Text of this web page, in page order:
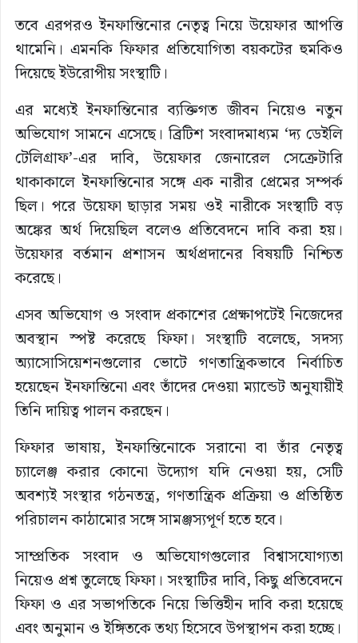
তবে এরপরও ইনফান্তিনোর নেতৃত্ব নিয়ে উয়েফার আপত্তি
থামেনি। এমনকি ফিফার প্রতিযোগিতা বয়কটের হুমকিও
দিয়েছে ইউরোপীয় সংস্থাটি।
এর মধ্যেই ইনফান্তিনোর ব্যক্তিগত জীবন নিয়েও নতুন
অভিযোগ সামনে এসেছে। ব্রিটিশ সংবাদমাধ্যম ‘দ্য ডেইলি
টেলিগ্রাফ’-এর দাবি, উয়েফার জেনারেল সেক্রেটারি
থাকাকালে ইনফান্তিনোর সঙ্গে এক নারীর প্রেমের সম্পর্ক
ছিল। পরে উয়েফা ছাড়ার সময় ওই নারীকে সংস্থাটি বড়
অঙ্কের অর্থ দিয়েছিল বলেও প্রতিবেদনে দাবি করা হয়।
উয়েফার বর্তমান প্রশাসন অর্থপ্রদানের বিষয়টি নিশ্চিত
করেছে।
এসব অভিযোগ ও সংবাদ প্রকাশের প্রেক্ষাপটেই নিজেদের
অবস্থান স্পষ্ট করেছে ফিফা। সংস্থাটি বলেছে, সদস্য
অ্যাসোসিয়েশনগুলোর ভোটে গণতান্ত্রিকভাবে নির্বাচিত
হয়েছেন ইনফান্তিনো এবং তাঁদের দেওয়া ম্যান্ডেট অনুযায়ীই
তিনি দায়িত্ব পালন করছেন।
ফিফার ভাষায়, ইনফান্তিনোকে সরানো বা তাঁর নেতৃত্ব
চ্যালেঞ্জ করার কোনো উদ্যোগ যদি নেওয়া হয়, সেটি
অবশ্যই সংস্থার গঠনতন্ত্র, গণতান্ত্রিক প্রক্রিয়া ও প্রতিষ্ঠিত
পরিচালন কাঠামোর সঙ্গে সামঞ্জস্যপূর্ণ হতে হবে।
সাম্প্রতিক সংবাদ ও অভিযোগগুলোর বিশ্বাসযোগ্যতা
নিয়েও প্রশ্ন তুলেছে ফিফা। সংস্থাটির দাবি, কিছু প্রতিবেদনে
ফিফা ও এর সভাপতিকে নিয়ে ভিত্তিহীন দাবি করা হয়েছে
এবং অনুমান ও ইঙ্গিতকে তথ্য হিসেবে উপস্থাপন করা হচ্ছে।